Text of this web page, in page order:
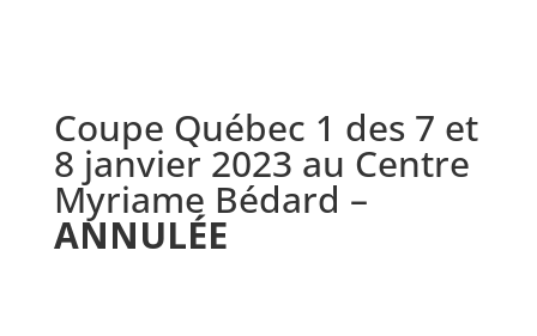
Coupe Québec 1 des 7 et
8 janvier 2023 au Centre
Myriame Bédard –
ANNULÉE